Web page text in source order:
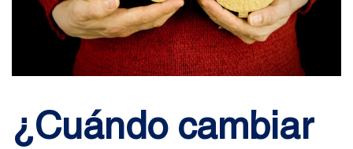
¿Cuándo cambiar